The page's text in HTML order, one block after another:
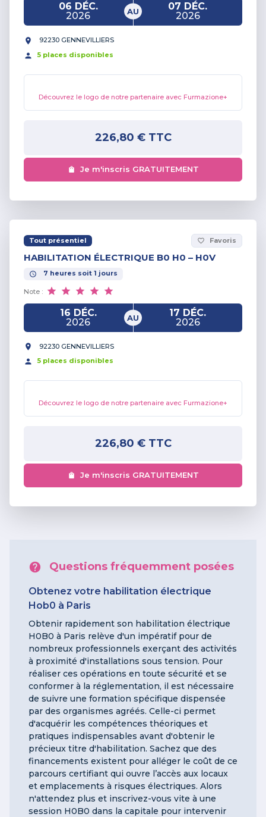
06 DÉC.
2026
AU
07 DÉC.
2026
92230 GENNEVILLIERS
5 places disponibles
Découvrez le logo de notre partenaire avec Furmazione+
226,80 €TTC
Je m'inscris GRATUITEMENT
Tout présentiel favorite_border Favoris
HABILITATION ÉLECTRIQUE B0 H0 – H0V
7 heures soit 1 jours
Note :
16 DÉC.
2026
AU
17 DÉC.
2026
92230 GENNEVILLIERS
5 places disponibles
Découvrez le logo de notre partenaire avec Furmazione+
226,80 €TTC
Je m'inscris GRATUITEMENT
Questions fréquemment posées
Obtenez votre habilitation électrique
Hob0 à Paris
Obtenir rapidement son habilitation électrique
H0B0 à Paris relève d'un impératif pour de
nombreux professionnels exerçant des activités
à proximité d'installations sous tension. Pour
réaliser ces opérations en toute sécurité et se
conformer à la réglementation, il est nécessaire
de suivre une formation spécifique dispensée
par des organismes agréés. Celle-ci permet
d'acquérir les compétences théoriques et
pratiques indispensables avant d'obtenir le
précieux titre d'habilitation. Sachez que des
financements existent pour alléger le coût de ce
parcours certifiant qui ouvre l’accès aux locaux
et emplacements à risques électriques. Alors
n'attendez plus et inscrivez-vous vite à une
session H0B0 dans la capitale pour intervenir